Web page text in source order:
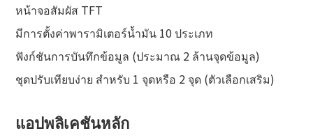
หน้าจอสัมผัส TFT
มีการตั้งค่าพารามิเตอร์น้ำมัน 10 ประเภท
ฟังก์ชันการบันทึกข้อมูล (ประมาณ 2 ล้านจุดข้อมูล)
ชุดปรับเทียบง่าย สำหรับ 1 จุดหรือ 2 จุด (ตัวเลือกเสริม)
แอปพลิเคชันหลัก